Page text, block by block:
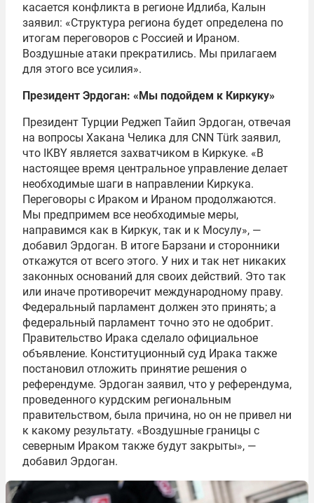
касается конфликта в регионе Идлиба, Калын
заявил: «Структура региона будет определена по
итогам переговоров с Россией и Ираном.
Воздушные атаки прекратились. Мы прилагаем
для этого все усилия».
Президент Эрдоган: «Мы подойдем к Киркуку»
Президент Турции Реджеп Тайип Эрдоган, отвечая
на вопросы Хакана Челика для CNN Türk заявил,
что IKBY является захватчиком в Киркуке. «В
настоящее время центральное управление делает
необходимые шаги в направлении Киркука.
Переговоры с Ираком и Ираном продолжаются.
Мы предпримем все необходимые меры,
направимся как в Киркук, так и к Мосулу», —
добавил Эрдоган. В итоге Барзани и сторонники
откажутся от всего этого. У них и так нет никаких
законных оснований для своих действий. Это так
или иначе противоречит международному праву.
Федеральный парламент должен это принять; а
федеральный парламент точно это не одобрит.
Правительство Ирака сделало официальное
объявление. Конституционный суд Ирака также
постановил отложить принятие решения о
референдуме. Эрдоган заявил, что у референдума,
проведенного курдским региональным
правительством, была причина, но он не привел ни
к какому результату. «Воздушные границы с
северным Ираком также будут закрыты», —
добавил Эрдоган.